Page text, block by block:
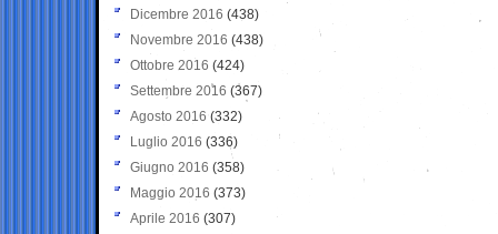
Dicembre 2016 (438)
Novembre 2016 (438)
Ottobre 2016 (424)
Settembre 2016 (367)
Agosto 2016 (332)
Luglio 2016 (336)
Giugno 2016 (358)
Maggio 2016 (373)
Aprile 2016 (307)